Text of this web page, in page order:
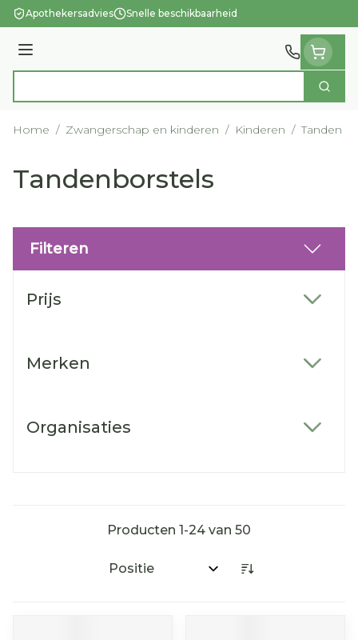
Ga naar de inhoud
Apothekersadvies Snelle beschikbaarheid
Menu
Zoek
Home / Zwangerschap en kinderen / Kinderen / Tanden
Tandenborstels
Filteren
Prijs
Merken
Organisaties
Producten 1-24 van 50
Sorteer op: